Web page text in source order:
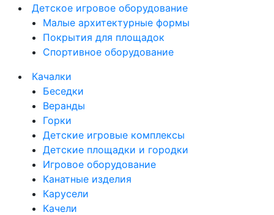
Детское игровое оборудование
Малые архитектурные формы
Покрытия для площадок
Спортивное оборудование
Качалки
Беседки
Веранды
Горки
Детские игровые комплексы
Детские площадки и городки
Игровое оборудование
Канатные изделия
Карусели
Качели